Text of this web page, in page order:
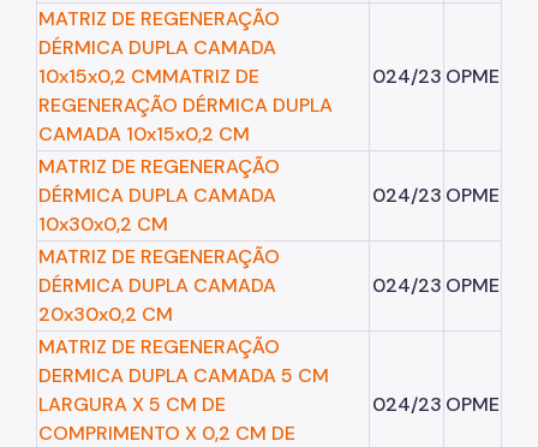
Coordenadoria de Informação em Saúde
Infecções Sexualmente Transmissíveis - IST/AIDS
Epidemiologia e Informação - CEInfo
Escola Municipal de Saúde - EMS
Gestão de Pessoas
Gestão Participativa
Hospital do Servidor Público Municipal
Judicialização da Saúde
Licitações e Compras Públicas
MATRIZ DE REGENERAÇÃO
DÉRMICA DUPLA CAMADA
10x15x0,2 CMMATRIZ DE
REGENERAÇÃO DÉRMICA DUPLA
CAMADA 10x15x0,2 CM
024/23 OPME
MATRIZ DE REGENERAÇÃO
DÉRMICA DUPLA CAMADA
10x30x0,2 CM
024/23 OPME
MATRIZ DE REGENERAÇÃO
DÉRMICA DUPLA CAMADA
20x30x0,2 CM
024/23 OPME
MATRIZ DE REGENERAÇÃO
DERMICA DUPLA CAMADA 5 CM
LARGURA X 5 CM DE
COMPRIMENTO X 0,2 CM DE
024/23 OPME